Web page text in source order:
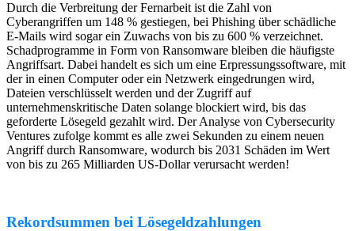
Durch die Verbreitung der Fernarbeit ist die Zahl von
Cyberangriffen um 148 % gestiegen, bei Phishing über schädliche
E-Mails wird sogar ein Zuwachs von bis zu 600 % verzeichnet.
Schadprogramme in Form von Ransomware bleiben die häufigste
Angriffsart. Dabei handelt es sich um eine Erpressungssoftware, mit
der in einen Computer oder ein Netzwerk eingedrungen wird,
Dateien verschlüsselt werden und der Zugriff auf
unternehmenskritische Daten solange blockiert wird, bis das
geforderte Lösegeld gezahlt wird. Der Analyse von Cybersecurity
Ventures zufolge kommt es alle zwei Sekunden zu einem neuen
Angriff durch Ransomware, wodurch bis 2031 Schäden im Wert
von bis zu 265 Milliarden US-Dollar verursacht werden!
Rekordsummen bei Lösegeldzahlungen